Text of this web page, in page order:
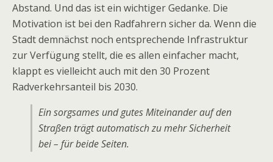
Abstand. Und das ist ein wichtiger Gedanke. Die
Motivation ist bei den Radfahrern sicher da. Wenn die
Stadt demnächst noch entsprechende Infrastruktur
zur Verfügung stellt, die es allen einfacher macht,
klappt es vielleicht auch mit den 30 Prozent
Radverkehrsanteil bis 2030.
Ein sorgsames und gutes Miteinander auf den
Straßen trägt automatisch zu mehr Sicherheit
bei – für beide Seiten.